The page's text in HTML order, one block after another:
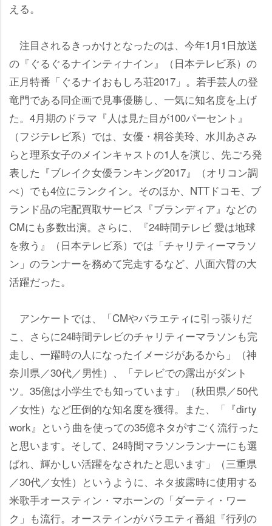
える。
注目されるきっかけとなったのは、今年1月1日放送
の『ぐるぐるナインティナイン』（日本テレビ系）の
正月特番「ぐるナイおもしろ荘2017」。若手芸人の登
竜門である同企画で見事優勝し、一気に知名度を上げ
た。4月期のドラマ『人は見た目が100パーセント』
（フジテレビ系）では、女優・桐谷美玲、水川あさみ
らと理系女子のメインキャストの1人を演じ、先ごろ発
表した『ブレイク女優ランキング2017』（オリコン調
べ）でも4位にランクイン。そのほか、NTTドコモ、ブ
ランド品の宅配買取サービス『ブランディア』などの
CMにも多数出演。さらに、『24時間テレビ 愛は地球
を救う』（日本テレビ系）では「チャリティーマラソ
ン」のランナーを務めて完走するなど、八面六臂の大
活躍だった。
アンケートでは、「CMやバラエティに引っ張りだ
こ、さらに24時間テレビのチャリティーマラソンも完
走し、一躍時の人になったイメージがあるから」（神
奈川県／30代／男性）、「テレビでの露出がダント
ツ。35億は小学生でも知っています」（秋田県／50代
／女性）など圧倒的な知名度を獲得。また、「『dirty
work』という曲を使っての35億ネタがすごく流行った
と思います。そして、24時間マラソンランナーにも選
ばれ、輝かしい活躍をなされたと思います」（三重県
／30代／女性）というように、ネタ披露時に使用する
米歌手オースティン・マホーンの「ダーティ・ワー
ク」も流行。オースティンがバラエティ番組『行列の